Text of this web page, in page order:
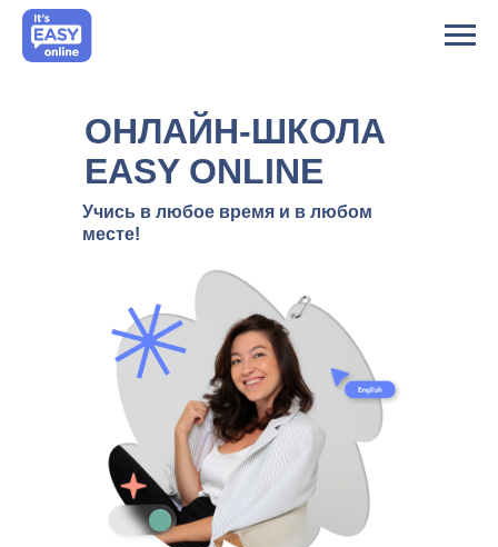
Учись в любое время и в любом
месте!
ОНЛАЙН-ШКОЛА
EASY ONLINE